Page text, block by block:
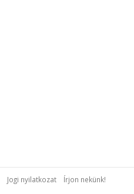
Jogi nyilatkozat Írjon nekünk!